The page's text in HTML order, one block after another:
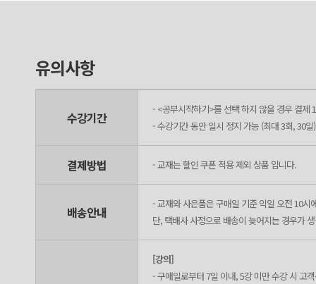
유의사항
수강기간
- <공부시작하기>를 선택 하지 않을 경우 결제
- 수강기간 동안 일시 정지 가능 (최대 3회, 30일)
결제방법 - 교재는 할인 쿠폰 적용 제외 상품 입니다.
배송안내
- 교재와 사은품은 구매일 기준 익일 오전 10시
단, 택배사 사정으로 배송이 늦어지는 경우가
[강의]
- 구매일로부터 7일 이내, 5강 미만 수강 시 고